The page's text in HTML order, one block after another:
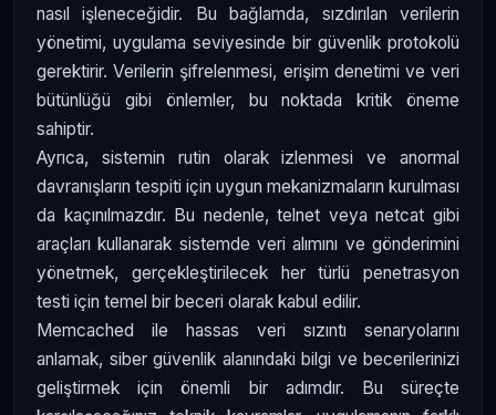
nasıl işleneceğidir. Bu bağlamda, sızdırılan verilerin
yönetimi, uygulama seviyesinde bir güvenlik protokolü
gerektirir. Verilerin şifrelenmesi, erişim denetimi ve veri
bütünlüğü gibi önlemler, bu noktada kritik öneme
sahiptir.
Ayrıca, sistemin rutin olarak izlenmesi ve anormal
davranışların tespiti için uygun mekanizmaların kurulması
da kaçınılmazdır. Bu nedenle, telnet veya netcat gibi
araçları kullanarak sistemde veri alımını ve gönderimini
yönetmek, gerçekleştirilecek her türlü penetrasyon
testi için temel bir beceri olarak kabul edilir.
Memcached ile hassas veri sızıntı senaryolarını
anlamak, siber güvenlik alanındaki bilgi ve becerilerinizi
geliştirmek için önemli bir adımdır. Bu süreçte